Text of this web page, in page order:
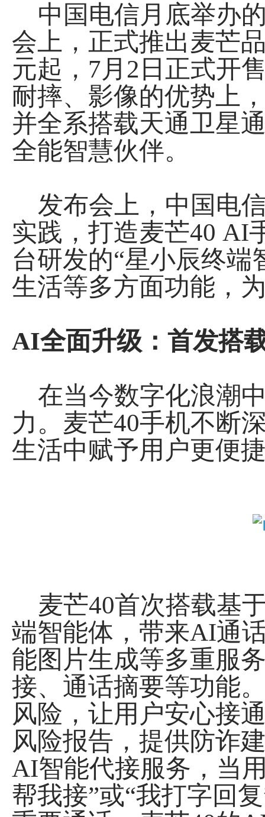
中国电信月底举办
会上，正式推出麦芒
元起，7月2日正式开
耐摔、影像的优势上
并全系搭载天通卫星
全能智慧伙伴。
发布会上，中国电
实践，打造麦芒40 AI
台研发的“星小辰终
生活等多方面功能，
AI全面升级：首发搭
在当今数字化浪潮
力。麦芒40手机不断
生活中赋予用户更便
麦芒40首次搭载基
端智能体，带来AI通
能图片生成等多重服
接、通话摘要等功能
风险，让用户安心接
风险报告，提供防诈
AI智能代接服务，当
帮我接”或“我打字回